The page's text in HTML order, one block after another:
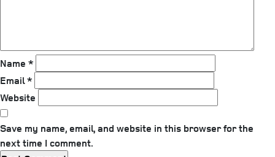
Name *
Email*
Website
Save my name, email, and website in this browser for the
next time I comment.